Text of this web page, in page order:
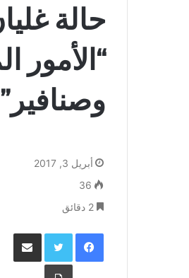
حالة
“الأمور
وصنافير”
أبريل 3, 2017
36
فيسبوك تويتر
طباعة